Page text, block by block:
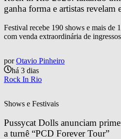
ganha forma e artistas revelam
Festival recebe 190 shows e mais de
com venda extraordinária de
por Otavio Pinheiro
há 3 dias
Rock In Rio
Shows e Festivais
Pussycat Dolls anunciam
a turnê “PCD Forever Tour”